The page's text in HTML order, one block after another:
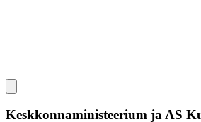
Keskkonnaministeerium ja AS